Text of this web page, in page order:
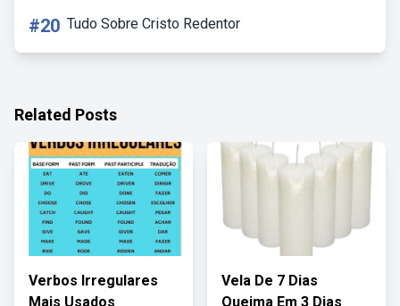
#20 Tudo Sobre Cristo Redentor
Related Posts
Verbos Irregulares
Mais Usados
Vela De 7 Dias
Queima Em 3 Dias